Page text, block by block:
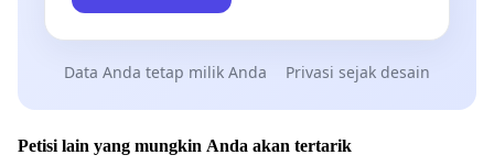
Data Anda tetap milik Anda Privasi sejak desain
Petisi lain yang mungkin Anda akan tertarik